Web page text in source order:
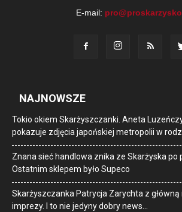
E-mail:
NAJNOWSZE
Tokio okiem Skarżyszczanki. Aneta
pokazuje zdjęcia japońskiej metropolii w
Znana sieć handlowa znika ze Skarżyska po
Ostatnim sklepem było Supeco
Skarżyszczanka Patrycja Zarychta z
imprezy. I to nie jedyny dobry news…